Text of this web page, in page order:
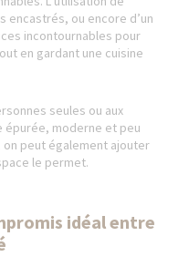
encastrés, ou encore d’un
incontournables pour
en gardant une cuisine
seules ou aux
épurée, moderne et peu
peut également ajouter
le permet.
idéal entre